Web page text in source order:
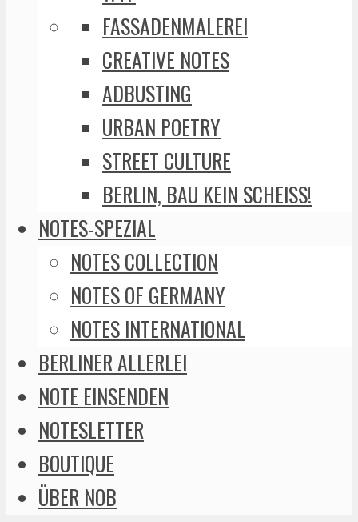
FASSADENMALEREI
CREATIVE NOTES
ADBUSTING
URBAN POETRY
STREET CULTURE
BERLIN, BAU KEIN SCHEISS!
NOTES-SPEZIAL
NOTES COLLECTION
NOTES OF GERMANY
NOTES INTERNATIONAL
BERLINER ALLERLEI
NOTE EINSENDEN
NOTESLETTER
BOUTIQUE
ÜBER NOB